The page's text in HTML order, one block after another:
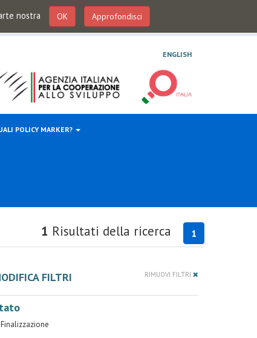
nostra OK Approfondisci
ENGLISH
POLICY MARKER?
1
1 Risultati della ricerca
FILTRI RIMUOVI FILTRI
Finalizzazione